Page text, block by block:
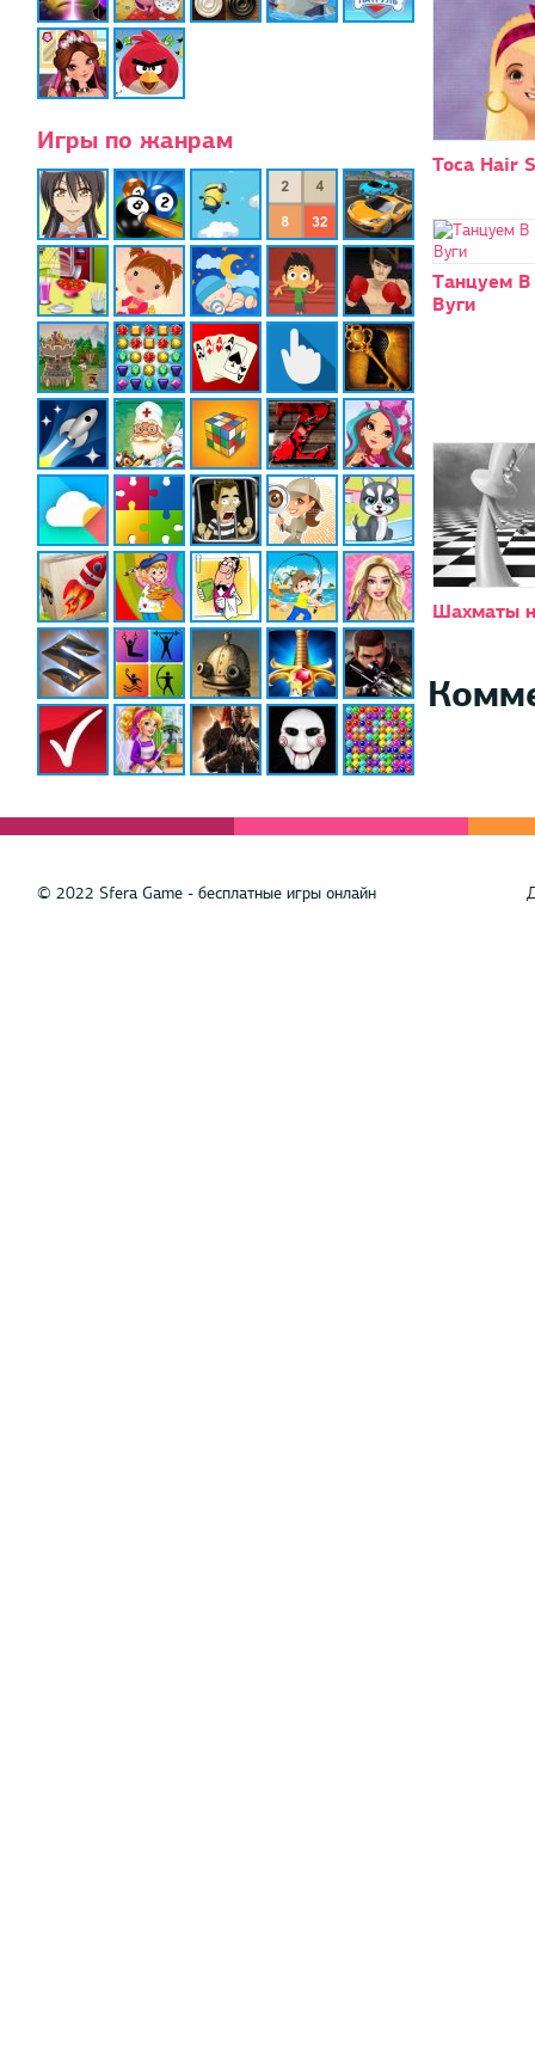
Игры по жанрам
Toca Hair
Танцуем В
Вуги
Шахматы
© 2022 Sfera Game - бесплатные игры онлайн